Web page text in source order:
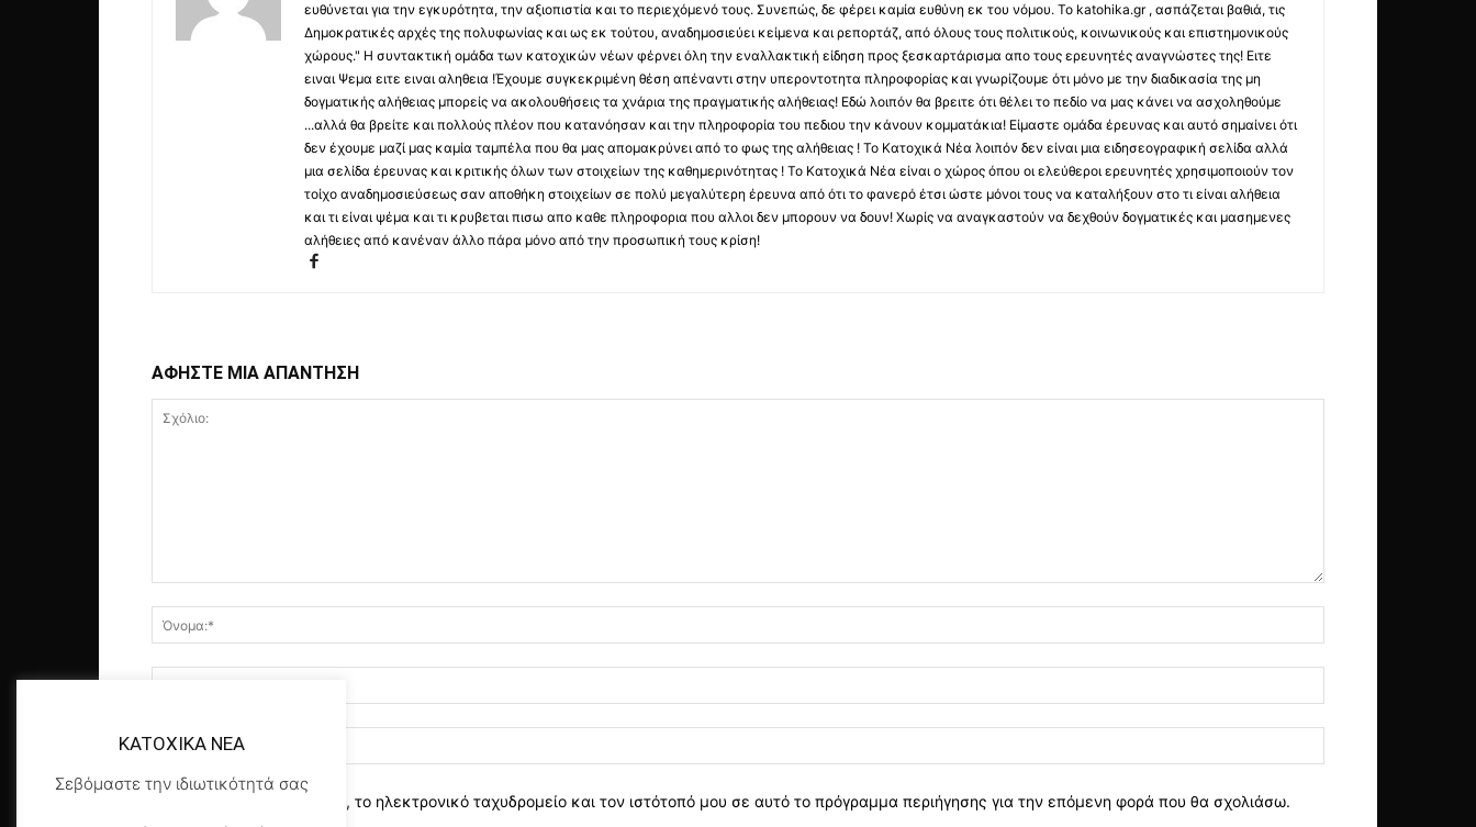
ευθύνεται για την εγκυρότητα, την αξιοπιστία και το περιεχόμενό τους. Συνεπώς, δε φέρει καμία ευθύνη εκ του νόμου. Το katohika.gr , ασπάζεται βαθιά, τις
Δημοκρατικές αρχές της πολυφωνίας και ως εκ τούτου, αναδημοσιεύει κείμενα και ρεπορτάζ, από όλους τους πολιτικούς, κοινωνικούς και επιστημονικούς
χώρους." Η συντακτική ομάδα των κατοχικών νέων φέρνει όλη την εναλλακτική είδηση προς ξεσκαρτάρισμα απο τους ερευνητές αναγνώστες της! Ειτε
ειναι Ψεμα ειτε ειναι αληθεια !Έχουμε συγκεκριμένη θέση απέναντι στην υπεροντοτητα πληροφορίας και γνωρίζουμε ότι μόνο με την διαδικασία της μη
δογματικής αλήθειας μπορείς να ακολουθήσεις τα χνάρια της πραγματικής αλήθειας! Εδώ λοιπόν θα βρειτε ότι θέλει το πεδίο να μας κάνει να ασχοληθούμε
...αλλά θα βρείτε και πολλούς πλέον που κατανόησαν και την πληροφορία του πεδιου την κάνουν κομματάκια! Είμαστε ομάδα έρευνας και αυτό σημαίνει ότι
δεν έχουμε μαζί μας καμία ταμπέλα που θα μας απομακρύνει από το φως της αλήθειας ! Το Κατοχικά Νέα λοιπόν δεν είναι μια ειδησεογραφική σελίδα αλλά
μια σελίδα έρευνας και κριτικής όλων των στοιχείων της καθημερινότητας ! Το Κατοχικά Νέα είναι ο χώρος όπου οι ελεύθεροι ερευνητές χρησιμοποιούν τον
τοίχο αναδημοσιεύσεως σαν αποθήκη στοιχείων σε πολύ μεγαλύτερη έρευνα από ότι το φανερό έτσι ώστε μόνοι τους να καταλήξουν στο τι είναι αλήθεια
και τι είναι ψέμα και τι κρυβεται πισω απο καθε πληροφορια που αλλοι δεν μπορουν να δουν! Χωρίς να αναγκαστούν να δεχθούν δογματικές και μασημενες
αλήθειες από κανέναν άλλο πάρα μόνο από την προσωπική τους κρίση!
ΑΦΗΣΤΕ ΜΙΑ ΑΠΑΝΤΗΣΗ
αποθηκεύστε το όνομα, το ηλεκτρονικό ταχυδρομείο και τον ιστότοπό μου σε αυτό το πρόγραμμα περιήγησης για την επόμενη φορά που θα σχολιάσω.
KATOXIKA NEA
Σεβόμαστε την ιδιωτικότητά σας